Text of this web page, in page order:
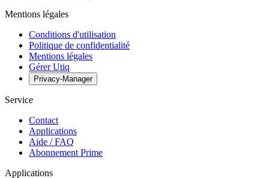
Mentions légales
Conditions d'utilisation
Politique de confidentialité
Mentions légales
Gérer Utiq
Privacy-Manager
Service
Contact
Applications
Aide / FAQ
Abonnement Prime
Applications